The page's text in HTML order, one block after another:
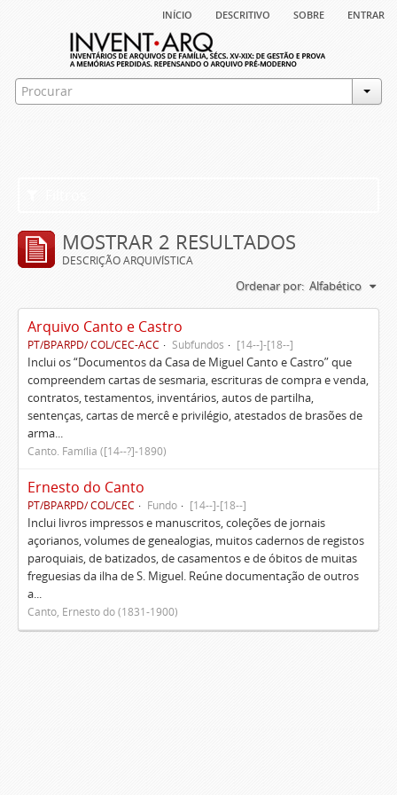
início descritivo sobre entrar
MOSTRAR 2 RESULTADOS
DESCRIÇÃO ARQUIVÍSTICA
Ordenar por: Alfabético
Arquivo Canto e Castro
PT/BPARPD/ COL/CEC-ACC Subfundos [14--]-[18--]
Inclui os “Documentos da Casa de Miguel Canto e Castro” que
compreendem cartas de sesmaria, escrituras de compra e venda,
contratos, testamentos, inventários, autos de partilha,
sentenças, cartas de mercê e privilégio, atestados de brasões de
arma...
Canto. Família ([14--?]-1890)
Ernesto do Canto
PT/BPARPD/ COL/CEC Fundo [14--]-[18--]
Inclui livros impressos e manuscritos, coleções de jornais
açorianos, volumes de genealogias, muitos cadernos de registos
paroquiais, de batizados, de casamentos e de óbitos de muitas
freguesias da ilha de S. Miguel. Reúne documentação de outros
a...
Canto, Ernesto do (1831-1900)